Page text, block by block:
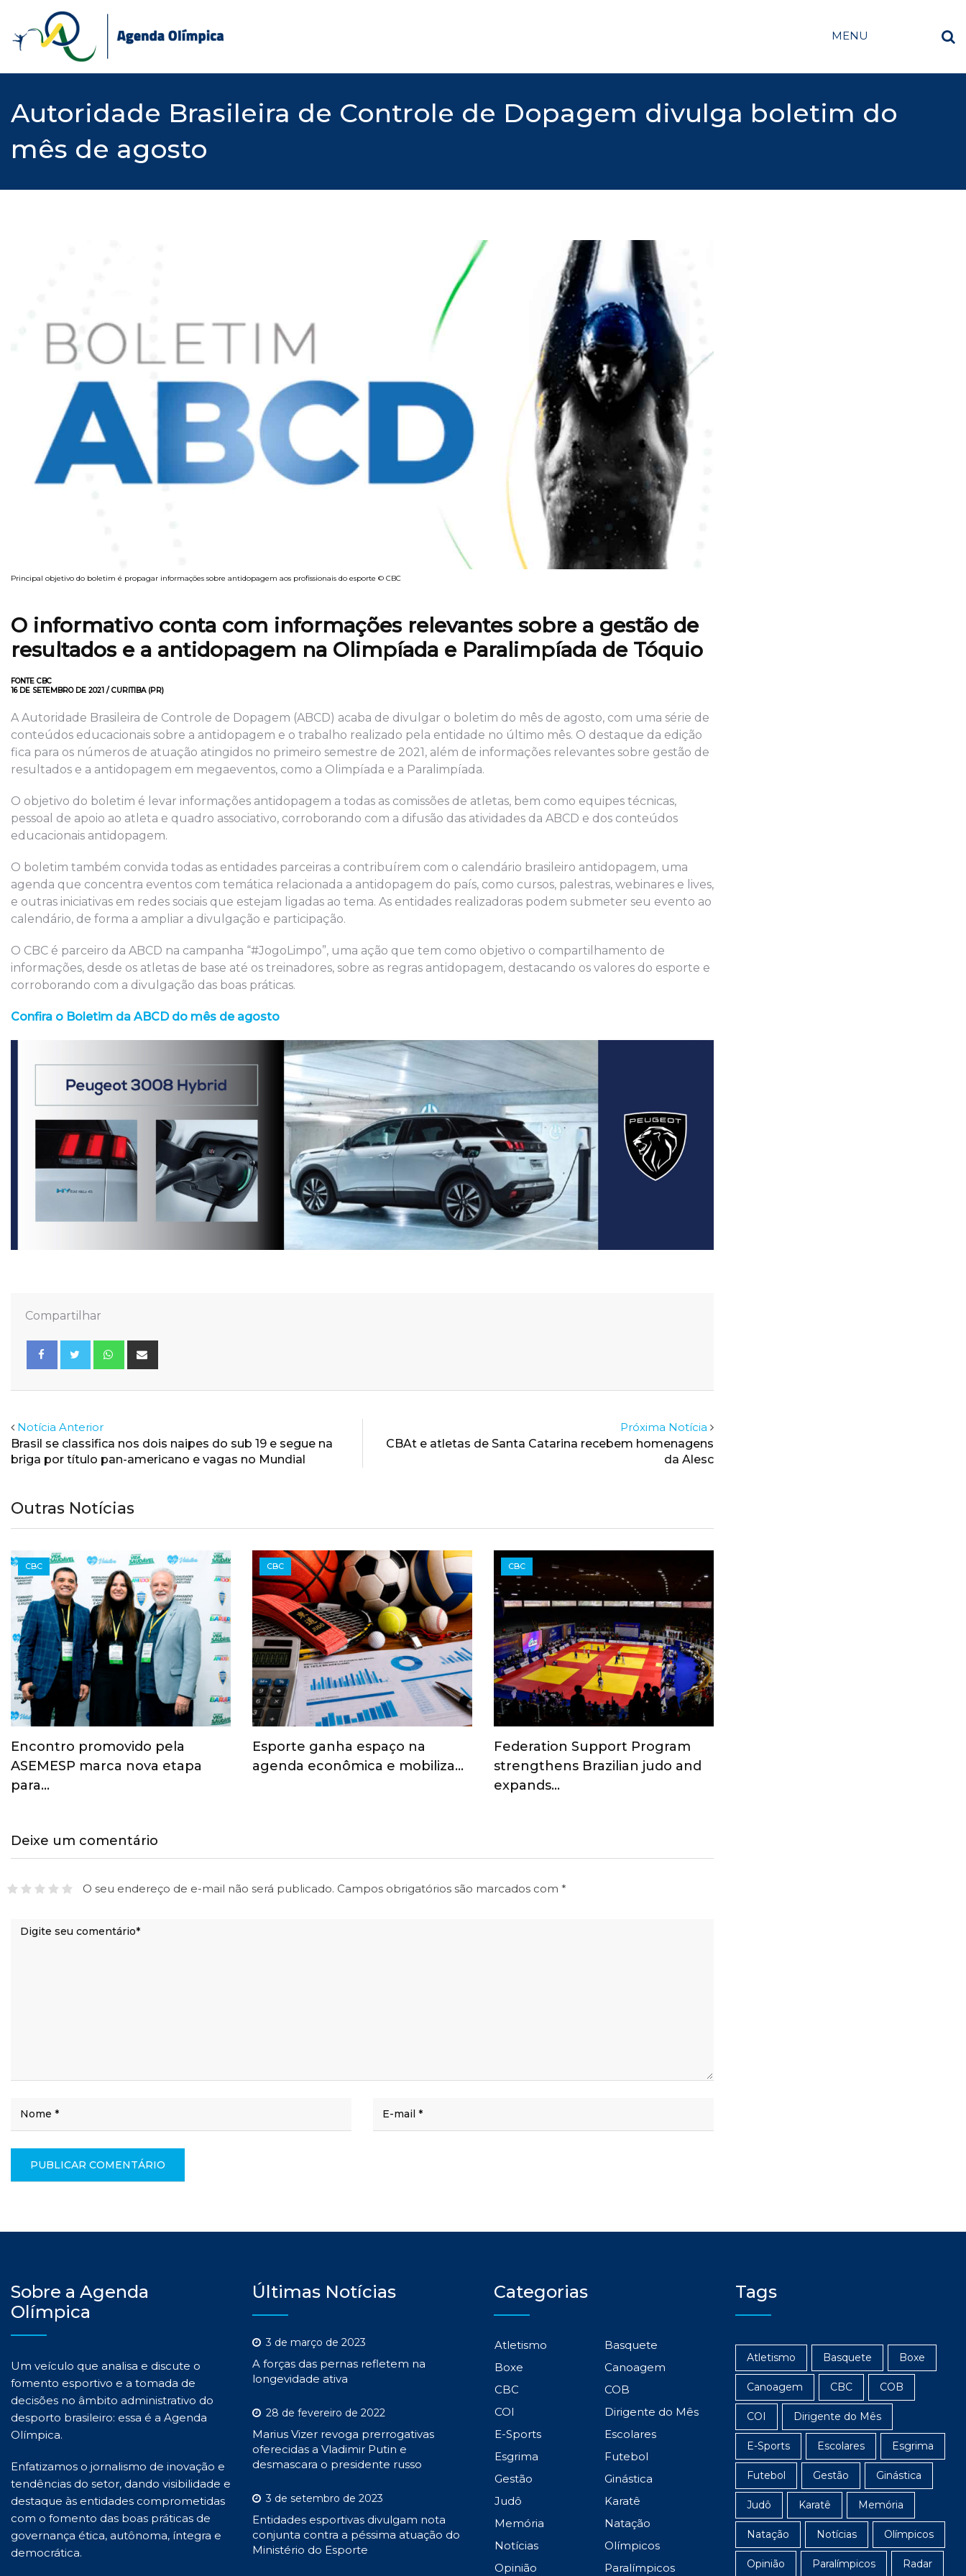
content
MENU
Autoridade Brasileira de Controle de Dopagem divulga boletim do
mês de agosto
Principal objetivo do boletim é propagar informações sobre antidopagem aos profissionais do esporte © CBC
O informativo conta com informações relevantes sobre a gestão de
resultados e a antidopagem na Olimpíada e Paralimpíada de Tóquio
FONTE CBC
16 DE SETEMBRO DE 2021 / CURITIBA (PR)
A Autoridade Brasileira de Controle de Dopagem (ABCD) acaba de divulgar o boletim do mês de agosto, com uma série de
conteúdos educacionais sobre a antidopagem e o trabalho realizado pela entidade no último mês. O destaque da edição
fica para os números de atuação atingidos no primeiro semestre de 2021, além de informações relevantes sobre gestão de
resultados e a antidopagem em megaeventos, como a Olimpíada e a Paralimpíada.
O objetivo do boletim é levar informações antidopagem a todas as comissões de atletas, bem como equipes técnicas,
pessoal de apoio ao atleta e quadro associativo, corroborando com a difusão das atividades da ABCD e dos conteúdos
educacionais antidopagem.
O boletim também convida todas as entidades parceiras a contribuírem com o calendário brasileiro antidopagem, uma
agenda que concentra eventos com temática relacionada a antidopagem do país, como cursos, palestras, webinares e lives,
e outras iniciativas em redes sociais que estejam ligadas ao tema. As entidades realizadoras podem submeter seu evento ao
calendário, de forma a ampliar a divulgação e participação.
O CBC é parceiro da ABCD na campanha “#JogoLimpo”, uma ação que tem como objetivo o compartilhamento de
informações, desde os atletas de base até os treinadores, sobre as regras antidopagem, destacando os valores do esporte e
corroborando com a divulgação das boas práticas.
Confira o Boletim da ABCD do mês de agosto
Compartilhar
Whatsapp
Notícia Anterior
Brasil se classifica nos dois naipes do sub 19 e segue na
briga por título pan-americano e vagas no Mundial
Próxima Notícia
CBAt e atletas de Santa Catarina recebem homenagens
da Alesc
Outras Notícias
CBC
Encontro promovido pela
ASEMESP marca nova etapa
para…
CBC
Esporte ganha espaço na
agenda econômica e mobiliza…
CBC
Federation Support Program
strengthens Brazilian judo and
expands…
Deixe um comentário
O seu endereço de e-mail não será publicado. Campos obrigatórios são marcados com *
Sobre a Agenda
Olímpica
Um veículo que analisa e discute o
fomento esportivo e a tomada de
decisões no âmbito administrativo do
desporto brasileiro: essa é a Agenda
Olímpica.
Enfatizamos o jornalismo de inovação e
tendências do setor, dando visibilidade e
destaque às entidades comprometidas
com o fomento das boas práticas de
governança ética, autônoma, íntegra e
democrática.
Últimas Notícias
3 de março de 2023
A forças das pernas refletem na
longevidade ativa
28 de fevereiro de 2022
Marius Vizer revoga prerrogativas
oferecidas a Vladimir Putin e
desmascara o presidente russo
3 de setembro de 2023
Entidades esportivas divulgam nota
conjunta contra a péssima atuação do
Ministério do Esporte
Categorias
Atletismo
Basquete
Boxe
Canoagem
CBC
COB
COI
Dirigente do Mês
E-Sports
Escolares
Esgrima
Futebol
Gestão
Ginástica
Judô
Karatê
Memória
Natação
Notícias
Olímpicos
Opinião
Paralímpicos
Tags
Atletismo Basquete Boxe
Canoagem CBC COB
COI Dirigente do Mês
E-Sports Escolares Esgrima
Futebol Gestão Ginástica
Judô Karatê Memória
Natação Notícias Olímpicos
Opinião Paralímpicos Radar